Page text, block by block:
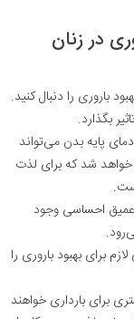
در زنان
باروری را دنبال کنید.
بگذارد.
پایه بدن می‌تواند
خواهد شد که برای لذت
عمیق احساسی وجود
برای بهبود باروری را
برای بارداری خواهند